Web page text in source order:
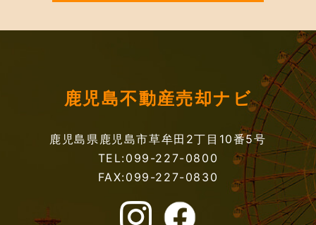
鹿児島不動産売却ナビ
鹿児島県鹿児島市草牟田2丁目10番5号
TEL:099-227-0800
FAX:099-227-0830